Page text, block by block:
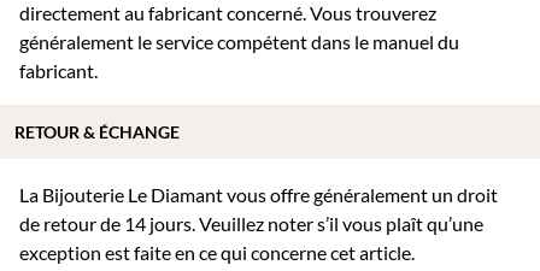
directement au fabricant concerné. Vous trouverez
généralement le service compétent dans le manuel du
fabricant.
La Bijouterie Le Diamant vous offre généralement un droit
de retour de 14 jours. Veuillez noter s’il vous plaît qu’une
exception est faite en ce qui concerne cet article.
RETOUR & ÉCHANGE